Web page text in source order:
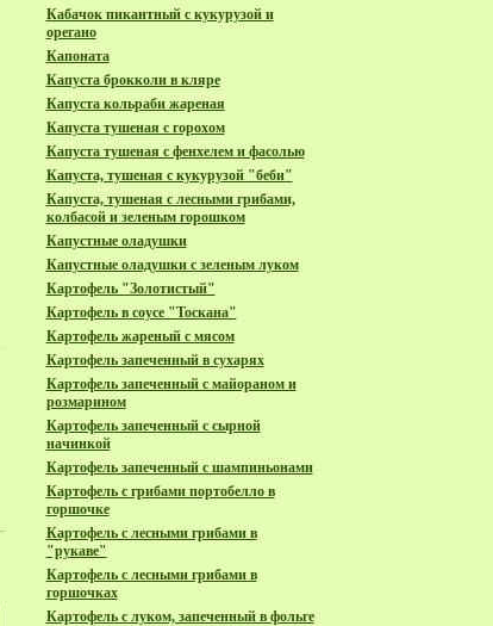
Кабачок пикантный с кукурузой и
орегано
Капоната
Капуста брокколи в кляре
Капуста кольраби жареная
Капуста тушеная с горохом
Капуста тушеная с фенхелем и фасолью
Капуста, тушеная с кукурузой "беби"
Капуста, тушеная с лесными грибами,
колбасой и зеленым горошком
Капустные оладушки
Капустные оладушки с зеленым луком
Картофель "Золотистый"
Картофель в соусе "Тоскана"
Картофель жареный с мясом
Картофель запеченный в сухарях
Картофель запеченный с майораном и
розмарином
Картофель запеченный с сырной
начинкой
Картофель запеченный с шампиньонами
Картофель с грибами портобелло в
горшочке
Картофель с лесными грибами в
"рукаве"
Картофель с лесными грибами в
горшочках
Картофель с луком, запеченный в фольге